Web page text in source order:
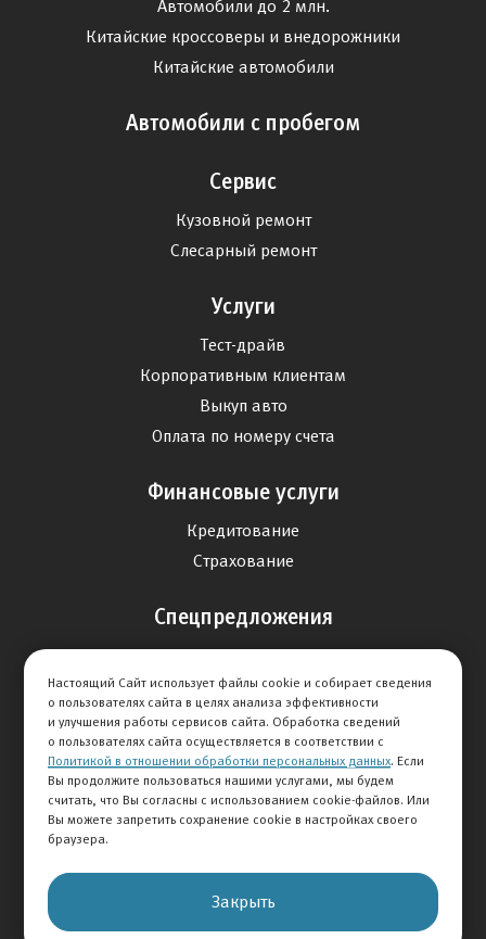
Автомобили до 2 млн.
Китайские кроссоверы и внедорожники
Китайские автомобили
Автомобили с пробегом
Сервис
Кузовной ремонт
Слесарный ремонт
Услуги
Тест-драйв
Корпоративным клиентам
Выкуп авто
Оплата по номеру счета
Финансовые услуги
Кредитование
Страхование
Спецпредложения
Продажа авто
Сервис
Дисконтная программа
Отзывы
Оставить отзыв
Отзывы о компании
О Компании
Настоящий Сайт использует файлы cookie и собирает сведения
о пользователях сайта в целях анализа эффективности
и улучшения работы сервисов сайта. Обработка сведений
о пользователях сайта осуществляется в соответствии с
Политикой в отношении обработки персональных данных. Если
Вы продолжите пользоваться нашими услугами, мы будем
считать, что Вы согласны с использованием cookie-файлов. Или
Вы можете запретить сохранение cookie в настройках своего
браузера.
Закрыть